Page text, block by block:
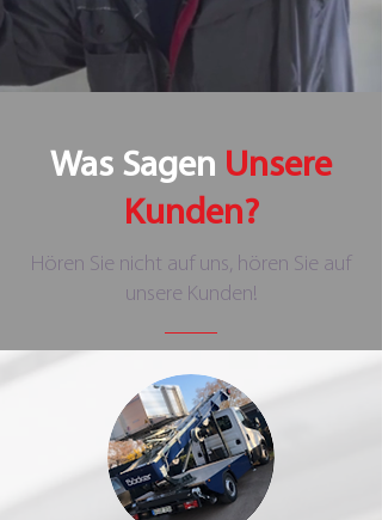
Was Sagen Unsere
Kunden?
Hören Sie nicht auf uns, hören Sie auf
unsere Kunden!